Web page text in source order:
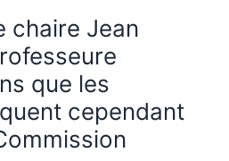
chaire Jean
que les
cependant